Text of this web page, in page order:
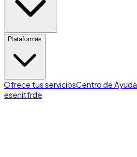
Plataformas
Ofrece tus serviciosCentro de Ayuda
esenitfrde